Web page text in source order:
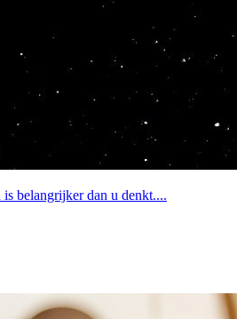
belangrijker dan u denkt....